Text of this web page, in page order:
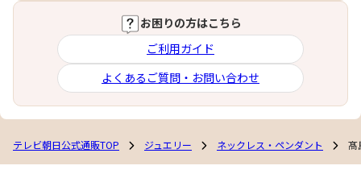
お困りの方はこちら
ご利用ガイド
よくあるご質問・お問い合わせ
テレビ朝日公式通販TOP ジュエリー ネックレス・ペンダント 髙